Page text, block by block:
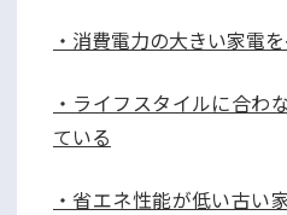
・消費電力の大きい家電
・ライフスタイルに合わ
ている
・省エネ性能が低い古い